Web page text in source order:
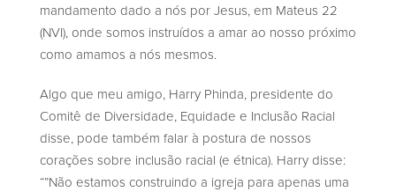
mandamento dado a nós por Jesus, em Mateus 22
(NVI), onde somos instruídos a amar ao nosso próximo
como amamos a nós mesmos.
Algo que meu amigo, Harry Phinda, presidente do
Comitê de Diversidade, Equidade e Inclusão Racial
disse, pode também falar à postura de nossos
corações sobre inclusão racial (e étnica). Harry disse:
“”Não estamos construindo a igreja para apenas uma